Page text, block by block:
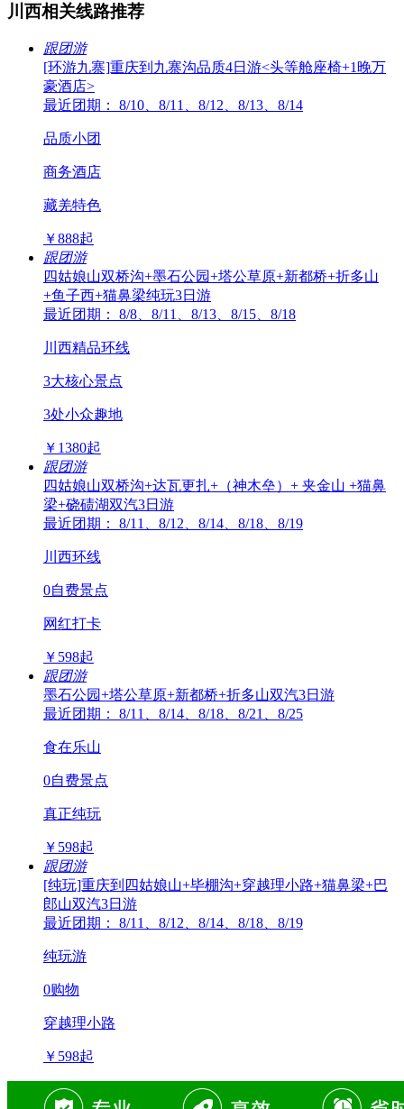
川西相关线路推荐
跟团游
[环游九寨]重庆到九寨沟品质4日游<头等舱座椅+1晚万
豪酒店>
最近团期： 8/10、8/11、8/12、8/13、8/14
品质小团
商务酒店
藏羌特色
￥888起
跟团游
四姑娘山双桥沟+墨石公园+塔公草原+新都桥+折多山
+鱼子西+猫鼻梁纯玩3日游
最近团期： 8/8、8/11、8/13、8/15、8/18
川西精品环线
3大核心景点
3处小众趣地
￥ 1380起
跟团游
四姑娘山双桥沟+达瓦更扎+（神木垒）+ 夹金山 +猫鼻
梁+硗碛湖双汽3日游
最近团期： 8/11、8/12、8/14、8/18、8/19
川西环线
0自费景点
网红打卡
￥ 598起
跟团游
墨石公园+塔公草原+新都桥+折多山双汽3日游
最近团期： 8/11、8/14、8/18、8/21、8/25
食在乐山
0自费景点
真正纯玩
￥ 598起
跟团游
[纯玩]重庆到四姑娘山+毕棚沟+穿越理小路+猫鼻梁+巴
郎山双汽3日游
最近团期： 8/11、8/12、8/14、8/18、8/19
纯玩游
0购物
穿越理小路
￥ 598起